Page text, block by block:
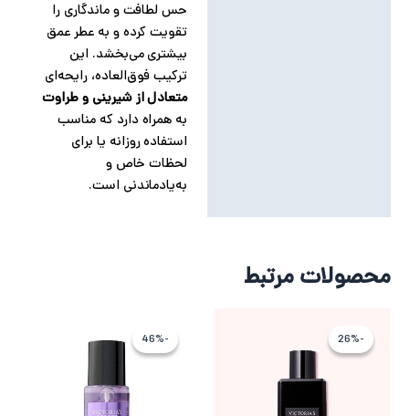
حس لطافت و ماندگاری را
تقویت کرده و به عطر عمق
بیشتری می‌بخشد. این
ترکیب فوق‌العاده، رایحه‌ای
متعادل از شیرینی و طراوت
به همراه دارد که مناسب
استفاده روزانه یا برای
لحظات خاص و
به‌یادماندنی است.
محصولات مرتبط
-26%-26%
-46%-46%